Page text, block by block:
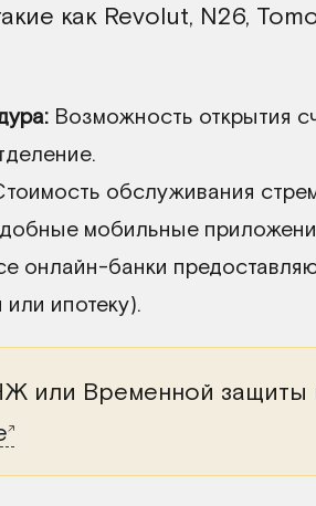
как Revolut, N26,
Возможность открытия
обслуживания
мобильные
онлайн-банки
ипотеку).
или Временной защиты